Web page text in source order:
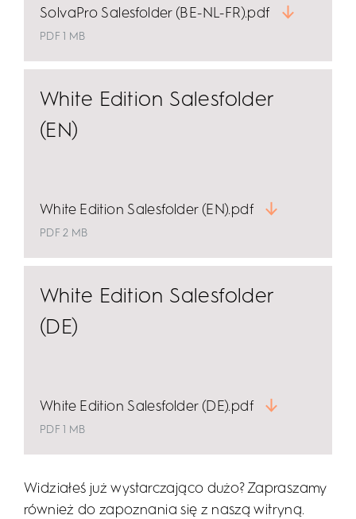
SolvaPro Salesfolder (BE-NL-FR).pdf
PDF 1 MB
White Edition Salesfolder
(EN)
White Edition Salesfolder (EN).pdf
PDF 2 MB
White Edition Salesfolder
(DE)
White Edition Salesfolder (DE).pdf
PDF 1 MB
Widziałeś już wystarczająco dużo? Zapraszamy
również do zapoznania się z naszą witryną.